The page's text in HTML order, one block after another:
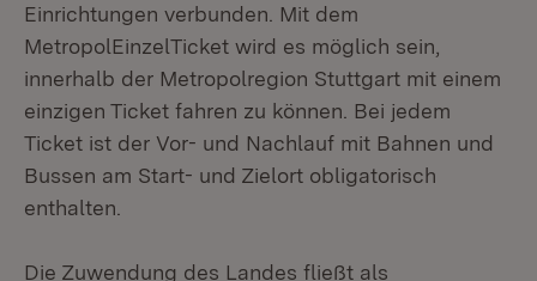
Einrichtungen verbunden. Mit dem
MetropolEinzelTicket wird es möglich sein,
innerhalb der Metropolregion Stuttgart mit einem
einzigen Ticket fahren zu können. Bei jedem
Ticket ist der Vor- und Nachlauf mit Bahnen und
Bussen am Start- und Zielort obligatorisch
enthalten.
Die Zuwendung des Landes fließt als